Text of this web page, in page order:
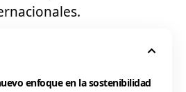
enfoque en la sostenibilidad